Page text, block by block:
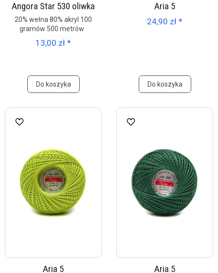
Angora Star 530 oliwka
20% wełna 80% akryl 100
gramów 500 metrów
13,00 zł *
Do koszyka
Aria 5
24,90 zł *
Do koszyka
Aria 5 Aria 5